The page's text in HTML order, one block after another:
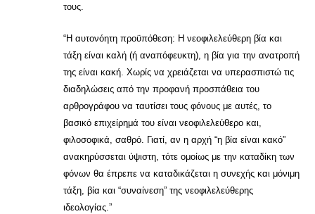
τους.
“Η αυτονόητη προϋπόθεση: Η νεοφιλελεύθερη βία και
τάξη είναι καλή (ή αναπόφευκτη), η βία για την ανατροπή
της είναι κακή. Χωρίς να χρειάζεται να υπερασπιστώ τις
διαδηλώσεις από την προφανή προσπάθεια του
αρθρογράφου να ταυτίσει τους φόνους με αυτές, το
βασικό επιχείρημά του είναι νεοφιλελεύθερο και,
φιλοσοφικά, σαθρό. Γιατί, αν η αρχή “η βία είναι κακό”
ανακηρύσσεται ύψιστη, τότε ομοίως με την καταδίκη των
φόνων θα έπρεπε να καταδικάζεται η συνεχής και μόνιμη
τάξη, βία και “συναίνεση” της νεοφιλελεύθερης
ιδεολογίας.”